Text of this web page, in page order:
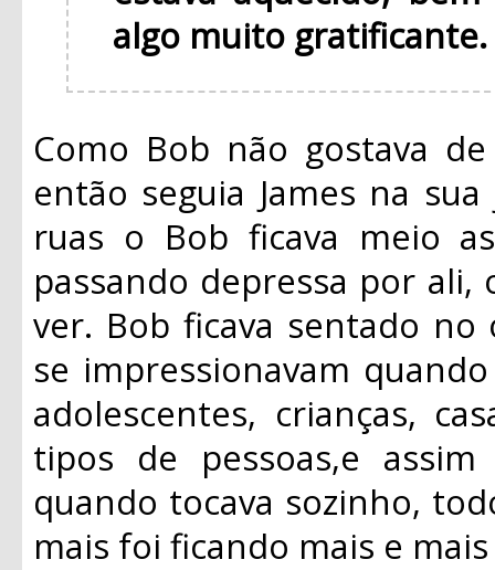
algo muito gratificante.
Como Bob não gostava
então seguia James na
ruas o Bob ficava meio
passando depressa por
ver. Bob ficava sentado
se impressionavam
adolescentes, crianças,
tipos de pessoas,e
quando tocava sozinho,
mais foi ficando mais e